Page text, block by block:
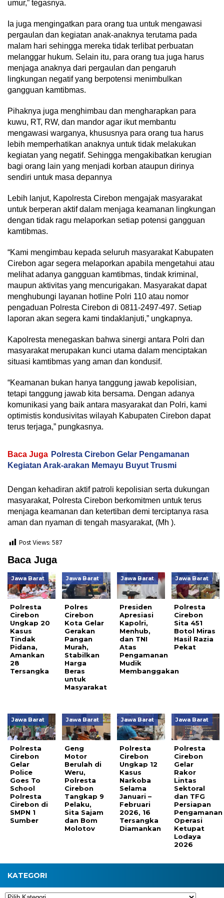
umur,” tegasnya.
Ia juga mengingatkan para orang tua untuk mengawasi
pergaulan dan kegiatan anak-anaknya terutama pada
malam hari sehingga mereka tidak terlibat perbuatan
melanggar hukum. Selain itu, para orang tua juga harus
menjaga anaknya dari pergaulan dan pengaruh
lingkungan negatif yang berpotensi menimbulkan
gangguan kamtibmas.
Pihaknya juga menghimbau dan mengharapkan para
kuwu, RT, RW, dan mandor agar ikut membantu
mengawasi warganya, khususnya para orang tua harus
lebih memperhatikan anaknya untuk tidak melakukan
kegiatan yang negatif. Sehingga mengakibatkan kerugian
bagi orang lain yang menjadi korban ataupun dirinya
sendiri untuk masa depannya
Lebih lanjut, Kapolresta Cirebon mengajak masyarakat
untuk berperan aktif dalam menjaga keamanan lingkungan
dengan tidak ragu melaporkan setiap potensi gangguan
kamtibmas.
“Kami mengimbau kepada seluruh masyarakat Kabupaten
Cirebon agar segera melaporkan apabila mengetahui atau
melihat adanya gangguan kamtibmas, tindak kriminal,
maupun aktivitas yang mencurigakan. Masyarakat dapat
menghubungi layanan hotline Polri 110 atau nomor
pengaduan Polresta Cirebon di 0811-2497-497. Setiap
laporan akan segera kami tindaklanjuti,” ungkapnya.
Kapolresta menegaskan bahwa sinergi antara Polri dan
masyarakat merupakan kunci utama dalam menciptakan
situasi kamtibmas yang aman dan kondusif.
“Keamanan bukan hanya tanggung jawab kepolisian,
tetapi tanggung jawab kita bersama. Dengan adanya
komunikasi yang baik antara masyarakat dan Polri, kami
optimistis kondusivitas wilayah Kabupaten Cirebon dapat
terus terjaga,” pungkasnya.
Baca Juga Polresta Cirebon Gelar Pengamanan
Kegiatan Arak-arakan Memayu Buyut Trusmi
Dengan kehadiran aktif patroli kepolisian serta dukungan
masyarakat, Polresta Cirebon berkomitmen untuk terus
menjaga keamanan dan ketertiban demi terciptanya rasa
aman dan nyaman di tengah masyarakat, (Mh ).
Post Views:587
Baca Juga
Jawa Barat
Polresta
Cirebon
Ungkap 20
Kasus
Tindak
Pidana,
Amankan
28
Tersangka
Jawa Barat
Polres
Cirebon
Kota Gelar
Gerakan
Pangan
Murah,
Stabilkan
Harga
Beras
untuk
Masyarakat
Jawa Barat
Presiden
Apresiasi
Kapolri,
Menhub,
dan TNI
Atas
Pengamanan
Mudik
Membanggakan
Jawa Barat
Polresta
Cirebon
Sita 451
Botol Miras
Hasil Razia
Pekat
Jawa Barat
Polresta
Cirebon
Gelar
Police
Goes To
School
Polresta
Cirebon di
SMPN 1
Sumber
Jawa Barat
Geng
Motor
Berulah di
Weru,
Polresta
Cirebon
Tangkap 9
Pelaku,
Sita Sajam
dan Bom
Molotov
Jawa Barat
Polresta
Cirebon
Ungkap 12
Kasus
Narkoba
Selama
Januari –
Februari
2026, 16
Tersangka
Diamankan
Jawa Barat
Polresta
Cirebon
Gelar
Rakor
Lintas
Sektoral
dan TFG
Persiapan
Pengamanan
Operasi
Ketupat
Lodaya
2026
KATEGORI